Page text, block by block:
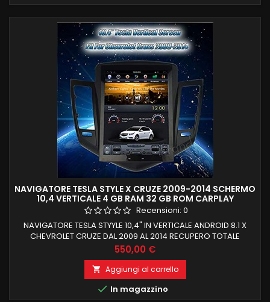
NAVIGATORE TESLA STYLE X CRUZE 2009-2014 SCHERMO
10,4 VERTICALE 4 GB RAM 32 GB ROM CARPLAY
Recensioni: 0
NAVIGATORE TESLA STYYLE 10,4" IN VERTICALE ANDROID 8.1 X
CHEVROLET CRUZE DAL 2009 AL 2014 RECUPERO TOTALE
FUNZIONI DI BORDO E COMANDI AL VOLANTE 4 GB RAM 32 GB
ROM PROCESSORE OCTACORE CARPLAY INTEGRATO
Prezzo
550,00 €
 Aggiungi al carrello
 In magazzino